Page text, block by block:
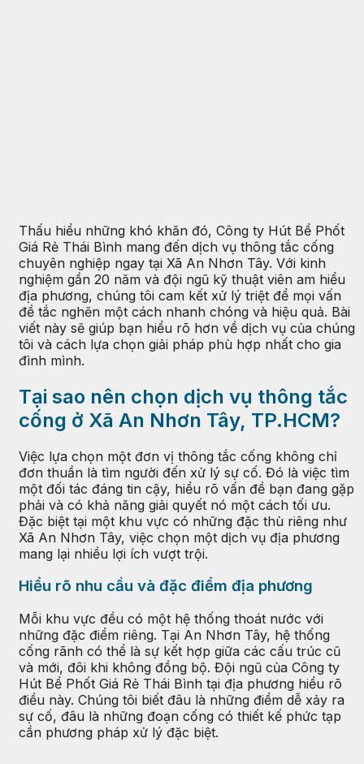
Thấu hiểu những khó khăn đó, Công ty Hút Bể Phốt
Giá Rẻ Thái Bình mang đến dịch vụ thông tắc cống
chuyên nghiệp ngay tại Xã An Nhơn Tây. Với kinh
nghiệm gần 20 năm và đội ngũ kỹ thuật viên am hiểu
địa phương, chúng tôi cam kết xử lý triệt để mọi vấn
đề tắc nghẽn một cách nhanh chóng và hiệu quả. Bài
viết này sẽ giúp bạn hiểu rõ hơn về dịch vụ của chúng
tôi và cách lựa chọn giải pháp phù hợp nhất cho gia
đình mình.
Tại sao nên chọn dịch vụ thông tắc
cống ở Xã An Nhơn Tây, TP.HCM?
Việc lựa chọn một đơn vị thông tắc cống không chỉ
đơn thuần là tìm người đến xử lý sự cố. Đó là việc tìm
một đối tác đáng tin cậy, hiểu rõ vấn đề bạn đang gặp
phải và có khả năng giải quyết nó một cách tối ưu.
Đặc biệt tại một khu vực có những đặc thù riêng như
Xã An Nhơn Tây, việc chọn một dịch vụ địa phương
mang lại nhiều lợi ích vượt trội.
Hiểu rõ nhu cầu và đặc điểm địa phương
Mỗi khu vực đều có một hệ thống thoát nước với
những đặc điểm riêng. Tại An Nhơn Tây, hệ thống
cống rãnh có thể là sự kết hợp giữa các cấu trúc cũ
và mới, đôi khi không đồng bộ. Đội ngũ của Công ty
Hút Bể Phốt Giá Rẻ Thái Bình tại địa phương hiểu rõ
điều này. Chúng tôi biết đâu là những điểm dễ xảy ra
sự cố, đâu là những đoạn cống có thiết kế phức tạp
cần phương pháp xử lý đặc biệt.